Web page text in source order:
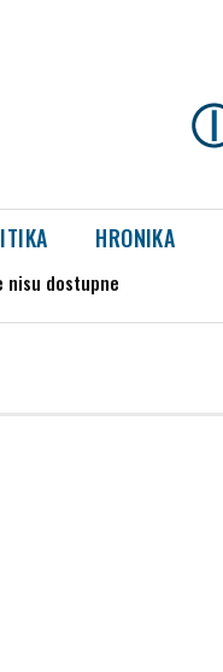
HRONIKA
nisu dostupne